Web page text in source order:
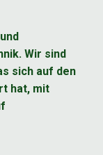
Wir sind
sich auf den
hat, mit